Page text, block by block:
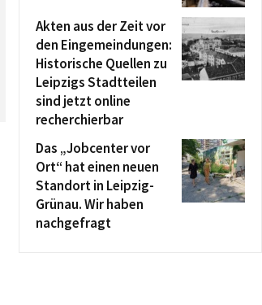
Akten aus der Zeit vor
den Eingemeindungen:
Historische Quellen zu
Leipzigs Stadtteilen
sind jetzt online
recherchierbar
Das „Jobcenter vor
Ort“ hat einen neuen
Standort in Leipzig-
Grünau. Wir haben
nachgefragt